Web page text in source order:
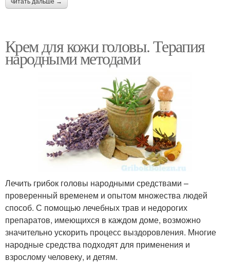
читать дальше →
Крем для кожи головы. Терапия
народными методами
Лечить грибок головы народными средствами –
проверенный временем и опытом множества людей
способ. С помощью лечебных трав и недорогих
препаратов, имеющихся в каждом доме, возможно
значительно ускорить процесс выздоровления. Многие
народные средства подходят для применения и
взрослому человеку, и детям.